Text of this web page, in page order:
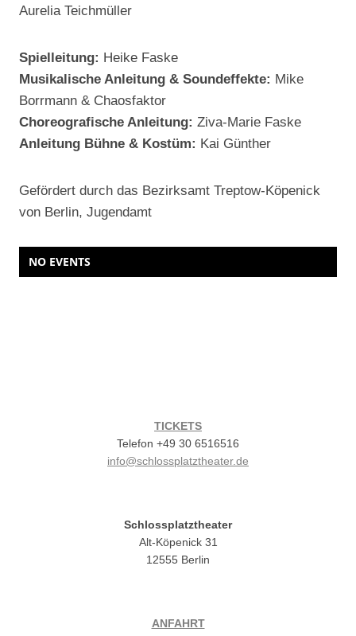
Aurelia Teichmüller
Spielleitung: Heike Faske
Musikalische Anleitung & Soundeffekte: Mike
Borrmann & Chaosfaktor
Choreografische Anleitung: Ziva-Marie Faske
Anleitung Bühne & Kostüm: Kai Günther
Gefördert durch das Bezirksamt Treptow-Köpenick
von Berlin, Jugendamt
NO EVENTS
TICKETS
Telefon +49 30 6516516
info@schlossplatztheater.de
Schlossplatztheater
Alt-Köpenick 31
12555 Berlin
ANFAHRT